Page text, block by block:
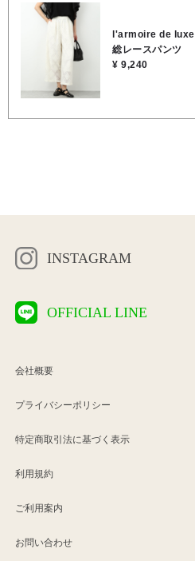
l'armoire de luxe
総レースパンツ
¥ 9,240
INSTAGRAM
OFFICIAL LINE
会社概要
プライバシーポリシー
特定商取引法に基づく表示
利用規約
ご利用案内
お問い合わせ